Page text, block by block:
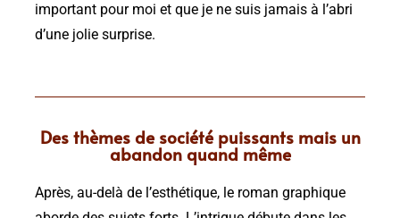
important pour moi et que je ne suis jamais à l’abri
d’une jolie surprise.
Des thèmes de société puissants mais un
abandon quand même
Après, au-delà de l’esthétique, le roman graphique